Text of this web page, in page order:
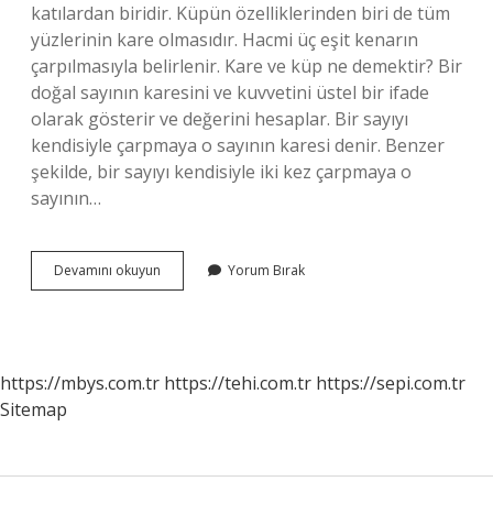
katılardan biridir. Küpün özelliklerinden biri de tüm
yüzlerinin kare olmasıdır. Hacmi üç eşit kenarın
çarpılmasıyla belirlenir. Kare ve küp ne demektir? Bir
doğal sayının karesini ve kuvvetini üstel bir ifade
olarak gösterir ve değerini hesaplar. Bir sayıyı
kendisiyle çarpmaya o sayının karesi denir. Benzer
şekilde, bir sayıyı kendisiyle iki kez çarpmaya o
sayının…
Devamını okuyun
Gibisin
Yorum Bırak
https://mbys.com.tr https://tehi.com.tr https://sepi.com.tr
Sitemap